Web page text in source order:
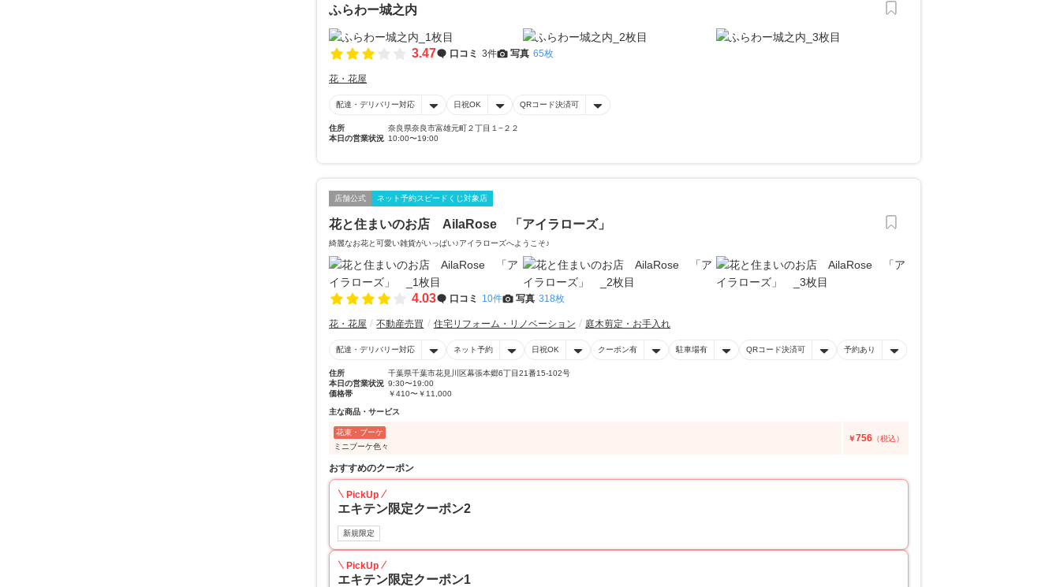
ふらわー城之内
3.47 口コミ 3件 写真 65枚
花・花屋
配達・デリバリー対応 日祝OK QRコード決済可
住所
奈良県奈良市富雄元町２丁目１−２２
本日の営業状況 10:00〜19:00
店舗公式 ネット予約スピードくじ対象店
花と住まいのお店 AilaRose 「アイラローズ」
綺麗なお花と可愛い雑貨がいっぱい♪アイラローズへようこそ♪
4.03 口コミ 10件 写真 318枚
花・花屋 不動産売買 住宅リフォーム・リノベーション 庭木剪定・お手入れ
配達・デリバリー対応 ネット予約 日祝OK クーポン有 駐車場有 QRコード決済可 予約あり
住所
千葉県千葉市花見川区幕張本郷6丁目21番15-102号
本日の営業状況 9:30〜19:00
価格帯
￥410〜￥11,000
主な商品・サービス
花束・ブーケ
ミニブーケ色々
￥756 （税込）
おすすめのクーポン
PickUp
エキテン限定クーポン2
新規限定
PickUp
エキテン限定クーポン1